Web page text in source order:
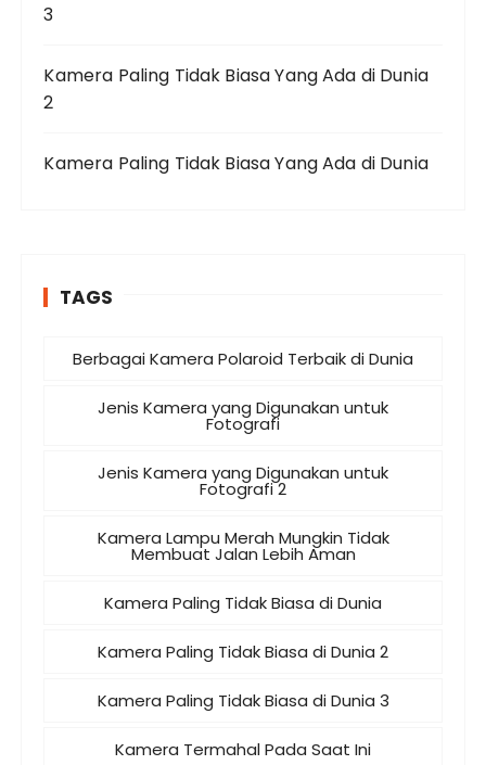
3
Kamera Paling Tidak Biasa Yang Ada di Dunia
2
Kamera Paling Tidak Biasa Yang Ada di Dunia
TAGS
Berbagai Kamera Polaroid Terbaik di Dunia
Jenis Kamera yang Digunakan untuk
Fotografi
Jenis Kamera yang Digunakan untuk
Fotografi 2
Kamera Lampu Merah Mungkin Tidak
Membuat Jalan Lebih Aman
Kamera Paling Tidak Biasa di Dunia
Kamera Paling Tidak Biasa di Dunia 2
Kamera Paling Tidak Biasa di Dunia 3
Kamera Termahal Pada Saat Ini